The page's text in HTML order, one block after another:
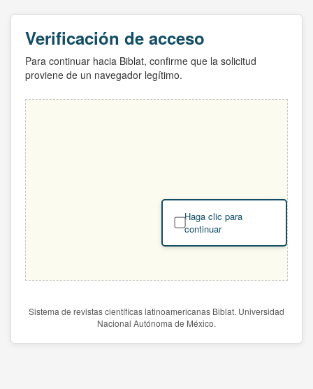
Verificación de acceso
Para continuar hacia Biblat, confirme que la solicitud
proviene de un navegador legítimo.
Haga clic para
continuar
Sistema de revistas científicas latinoamericanas Biblat. Universidad
Nacional Autónoma de México.